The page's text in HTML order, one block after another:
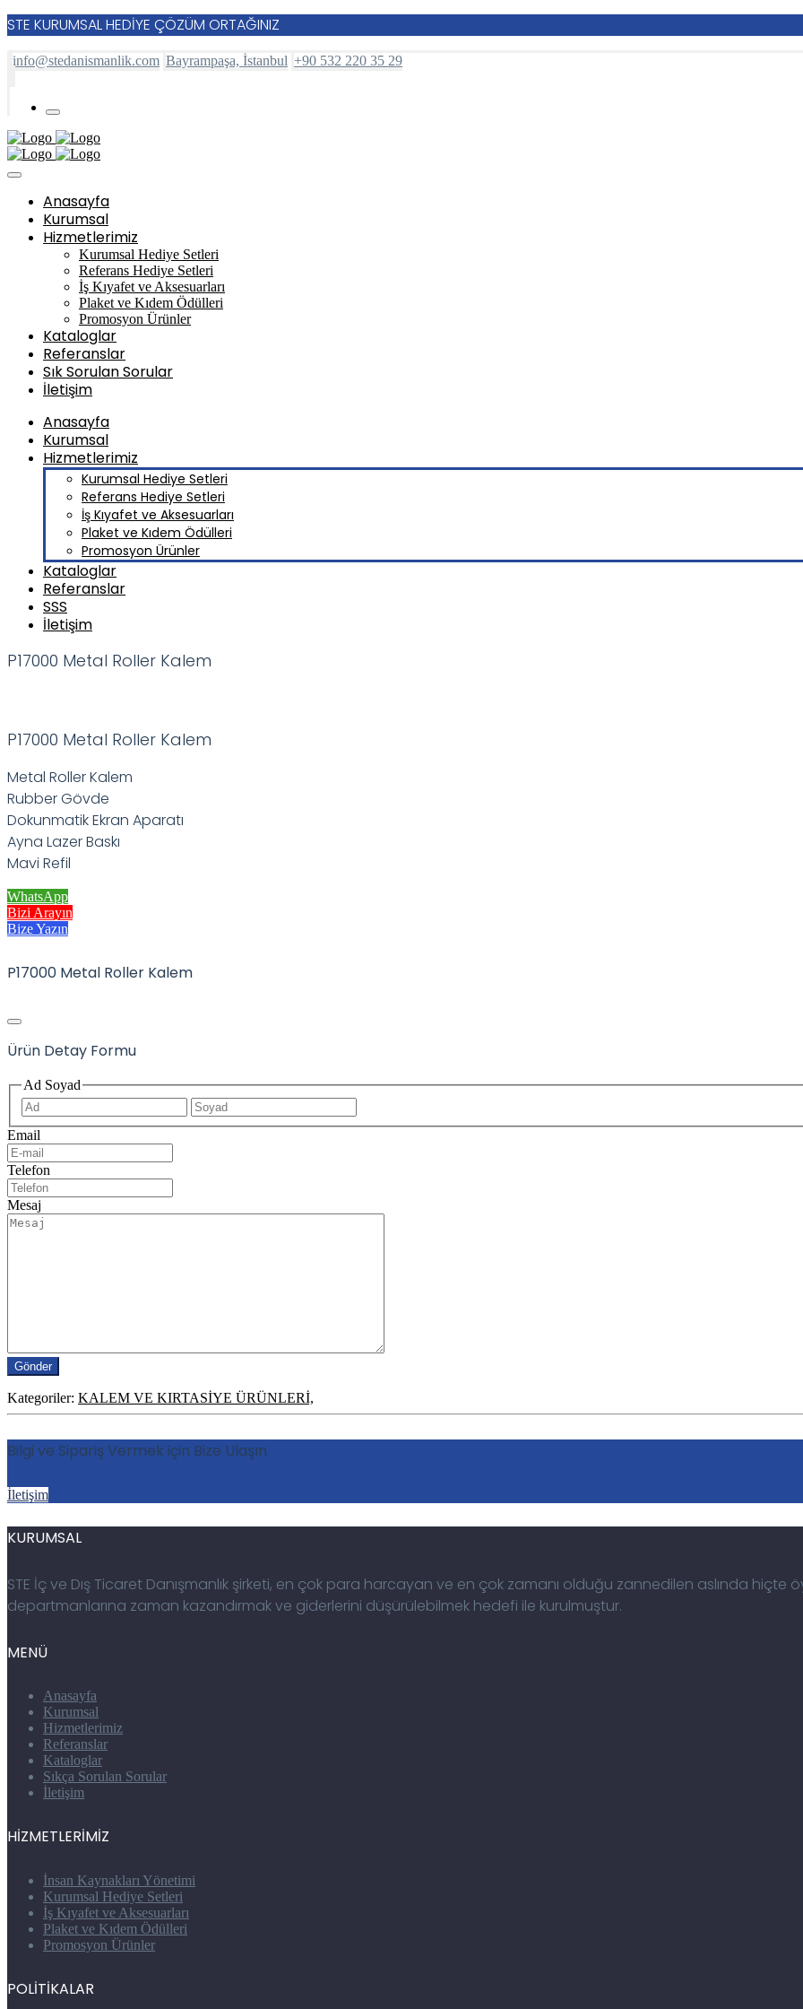
STE KURUMSAL HEDİYE ÇÖZÜM ORTAĞINIZ
info@stedanismanlik.com Bayrampaşa, İstanbul +90 532 220 35 29
Anasayfa
Kurumsal
Hizmetlerimiz
Kurumsal Hediye Setleri
Referans Hediye Setleri
İş Kıyafet ve Aksesuarları
Plaket ve Kıdem Ödülleri
Promosyon Ürünler
Kataloglar
Referanslar
Sık Sorulan Sorular
İletişim
Anasayfa
Kurumsal
Hizmetlerimiz
Kurumsal Hediye Setleri
Referans Hediye Setleri
İş Kıyafet ve Aksesuarları
Plaket ve Kıdem Ödülleri
Promosyon Ürünler
Kataloglar
Referanslar
SSS
İletişim
P17000 Metal Roller Kalem
P17000 Metal Roller Kalem
Metal Roller Kalem
Rubber Gövde
Dokunmatik Ekran Aparatı
Ayna Lazer Baskı
Mavi Refil
WhatsApp
Bizi Arayın
Bize Yazın
P17000 Metal Roller Kalem
Ürün Detay Formu
Ad Soyad
İlk
Email
Telefon
Mesaj
Kategoriler: KALEM VE KIRTASİYE ÜRÜNLERİ,
Bilgi ve Sipariş Vermek için Bize Ulaşın
İletişim
KURUMSAL
STE İç ve Dış Ticaret Danışmanlık şirketi, en çok para harcayan ve en çok zamanı olduğu zannedilen aslında hiçte
departmanlarına zaman kazandırmak ve giderlerini düşürülebilmek hedefi ile kurulmuştur.
MENÜ
Anasayfa
Kurumsal
Hizmetlerimiz
Referanslar
Kataloglar
Sıkça Sorulan Sorular
İletişim
HİZMETLERİMİZ
İnsan Kaynakları Yönetimi
Kurumsal Hediye Setleri
İş Kıyafet ve Aksesuarları
Plaket ve Kıdem Ödülleri
Promosyon Ürünler
POLİTİKALAR